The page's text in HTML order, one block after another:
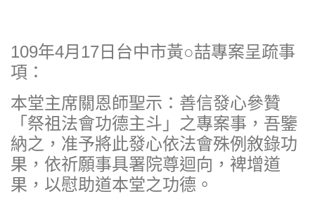
109年4月17日台中市黃○喆專案呈疏事
項：
本堂主席關恩師聖示：善信發心參贊
「祭祖法會功德主斗」之專案事，吾鑒
納之，准予將此發心依法會殊例敘錄功
果，依祈願事具署院尊迴向，裨增道
果，以慰助道本堂之功德。